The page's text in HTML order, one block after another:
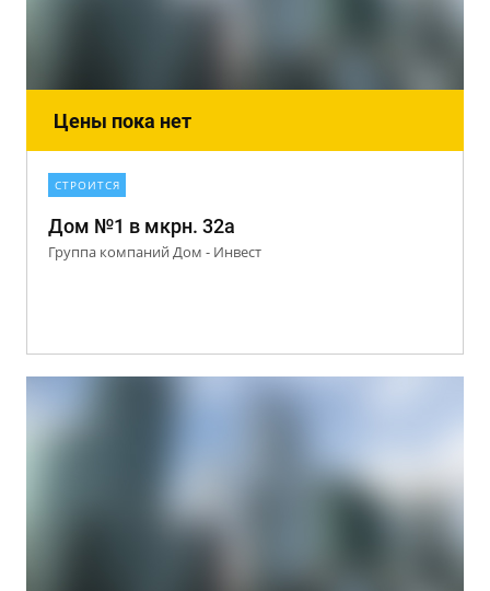
Цены пока нет
СТРОИТСЯ
Дом №1 в мкрн. 32а
Группа компаний Дом - Инвест